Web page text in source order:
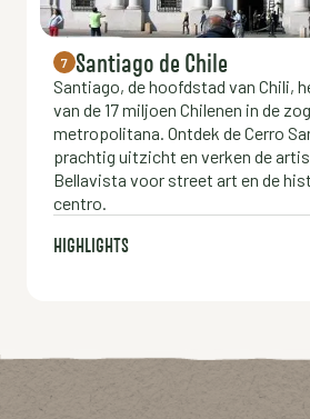
7 Santiago de Chile
Santiago, de hoofdstad van Chili,
van de 17 miljoen Chilenen in de
metropolitana. Ontdek de Cerro
prachtig uitzicht en verken de
Bellavista voor street art en de
centro.
HIGHLIGHTS